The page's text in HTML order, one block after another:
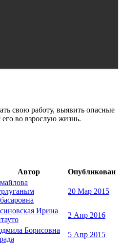
свою работу, выявить опасные
во взрослую жизнь.
Автор Опубликован
20 Мар 2015
Ирина
2 Апр 2016
Борисовна
5 Апр 2015